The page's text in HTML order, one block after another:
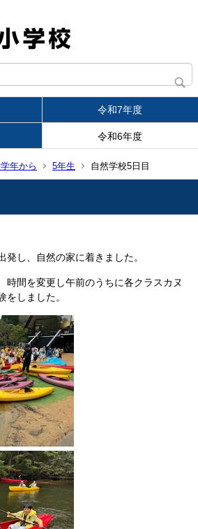
令和7年度
令和6年度
年から 5年生 自然学校5日目
発し、自然の家に着きました。
時間を変更し午前のうちに各クラスカヌ
をしました。